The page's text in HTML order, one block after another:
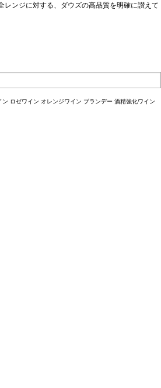
が香る。風味はフレッシュで若々しく、ラズベリ
力強い後味が残る。
レンジに対する、ダウズの高品質を明確に讃えて
香る。風味はフレッシュで若々しく、ラズベリ
力強い後味が残る。
ン ロゼワイン オレンジワイン ブランデー 酒精強化ワイン